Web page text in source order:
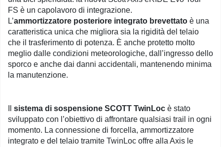
FS è un capolavoro di integrazione.
L’ammortizzatore posteriore integrato brevettato è una
caratteristica unica che migliora sia la rigidità del telaio
che il trasferimento di potenza. È anche protetto molto
meglio dalle condizioni meteorologiche, dall’ingresso dello
sporco e anche dai danni accidentali, mantenendo minima
la manutenzione.
sistema di sospensione SCOTT TwinLoc è stato
sviluppato con l’obiettivo di affrontare qualsiasi trail in ogni
momento. La connessione di forcella, ammortizzatore
integrato e del telaio tramite TwinLoc offre alla Axis le